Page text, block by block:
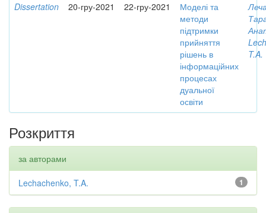
Dissertation 20-гру-2021 22-гру-2021
Моделі та
методи
підтримки
прийняття
рішень в
інформаційних
процесах
дуальної
освіти
T.A.
Розкриття
за авторами
1
Lechachenko, T.A.